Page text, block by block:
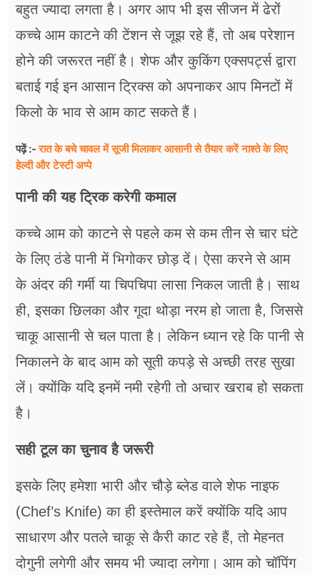
बहुत ज्यादा लगता है। अगर आप भी इस सीजन में ढेरों
कच्चे आम काटने की टेंशन से जूझ रहे हैं, तो अब परेशान
होने की जरूरत नहीं है। शेफ और कुकिंग एक्सपर्ट्स द्वारा
बताई गई इन आसान ट्रिक्स को अपनाकर आप मिनटों में
किलो के भाव से आम काट सकते हैं।
पढ़ें :-रात के बचे चावल में सूजी मिलाकर आसानी से तैयार करें नाश्ते के लिए
हेल्दी और टेस्टी अप्पे
पानी की यह ट्रिक करेगी कमाल
कच्चे आम को काटने से पहले कम से कम तीन से चार घंटे
के लिए ठंडे पानी में भिगोकर छोड़ दें। ऐसा करने से आम
के अंदर की गर्मी या चिपचिपा लासा निकल जाती है। साथ
ही, इसका छिलका और गूदा थोड़ा नरम हो जाता है, जिससे
चाकू आसानी से चल पाता है। लेकिन ध्यान रहे कि पानी से
निकालने के बाद आम को सूती कपड़े से अच्छी तरह सुखा
लें। क्योंकि यदि इनमें नमी रहेगी तो अचार खराब हो सकता
है।
सही टूल का चुनाव है जरूरी
इसके लिए हमेशा भारी और चौड़े ब्लेड वाले शेफ नाइफ
(Chef’s Knife) का ही इस्तेमाल करें क्योंकि यदि आप
साधारण और पतले चाकू से कैरी काट रहे हैं, तो मेहनत
दोगुनी लगेगी और समय भी ज्यादा लगेगा। आम को चॉपिंग